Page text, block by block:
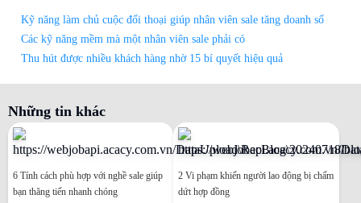
Kỹ năng làm chủ cuộc đối thoại giúp nhân viên sale tăng doanh số
Các kỹ năng mềm mà một nhân viên sale phải có
Thu hút được nhiều khách hàng nhờ 15 bí quyết hiệu quả
Những tin khác
6 Tính cách phù hợp với nghề sale giúp
bạn thăng tiến nhanh chóng
2 Vi phạm khiến người lao động bị chấm
dứt hợp đồng